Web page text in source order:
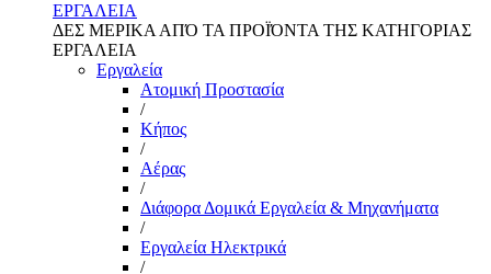
ΕΡΓΑΛΕΙΑ
ΔΕΣ ΜΕΡΙΚΑ ΑΠΌ ΤΑ ΠΡΟΪΌΝΤΑ ΤΗΣ ΚΑΤΗΓΟΡΙΑΣ
ΕΡΓΑΛΕΙΑ
Εργαλεία
Aτομική Προστασία
/
Kήπος
/
Αέρας
/
Διάφορα Δομικά Εργαλεία & Μηχανήματα
/
Εργαλεία Ηλεκτρικά
/